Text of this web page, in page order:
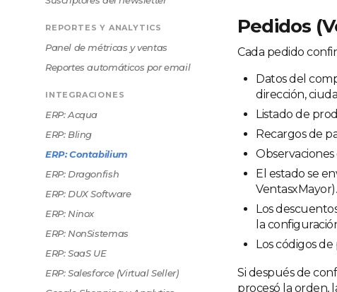
REPORTES Y ANALYTICS
Panel de métricas y ventas
Reportes automáticos por email
INTEGRACIONES
ERP: Acqua
ERP: Bling
ERP: Contabilium
ERP: Dragonfish
ERP: DUX Software
ERP: Ninox
ERP: NonSistemas
ERP: SaaS UE
ERP: Salesforce (Virtual Seller)
Pedidos
Cada pedido
Datos del
dirección,
Listado de
Recargos de
El estado se
VentasxMayor).
Los
la
Los códigos
Si después de
procesó la orden,